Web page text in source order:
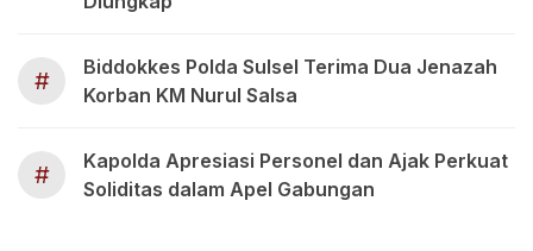
#
Biddokkes Polda Sulsel Terima Dua Jenazah
Korban KM Nurul Salsa
#
Kapolda Apresiasi Personel dan Ajak Perkuat
Soliditas dalam Apel Gabungan